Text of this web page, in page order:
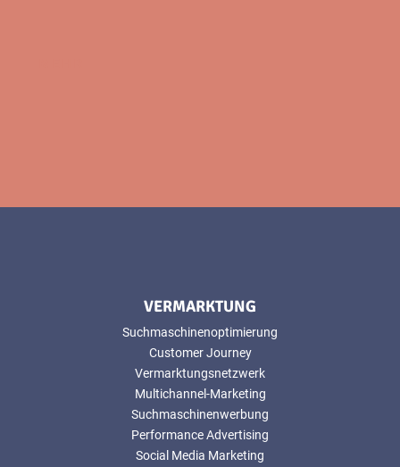
VERMARKTUNG
Suchmaschinenoptimierung
Customer Journey
Vermarktungsnetzwerk
Multichannel-Marketing
Suchmaschinenwerbung
Performance Advertising
Social Media Marketing